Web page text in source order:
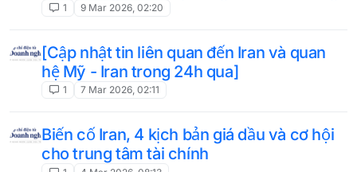
1 9 Mar 2026, 02:20
[Cập nhật tin liên quan đến Iran và quan
hệ Mỹ - Iran trong 24h qua]
1 7 Mar 2026, 02:11
Biến cố Iran, 4 kịch bản giá dầu và cơ hội
cho trung tâm tài chính